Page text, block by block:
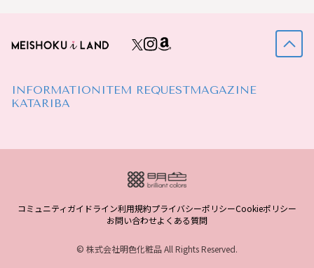
INFORMATION ITEM REQUESTMAGAZINE
KATARIBA
コミュニティガイドライン利用規約プライバシーポリシーCookieポリシー
お問い合わせよくある質問
© 株式会社明色化粧品 All Rights Reserved.